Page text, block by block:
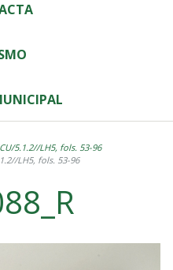
5.1.2//LH5, fols. 53-96
LH5, fols. 53-96